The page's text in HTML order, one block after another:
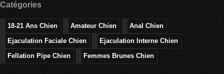
Catégories
18-21 Ans Chien Amateur Chien
Anal Chien
Ejaculation Faciale Chien
Ejaculation Interne Chien
Fellation Pipe Chien
Femmes Brunes Chien